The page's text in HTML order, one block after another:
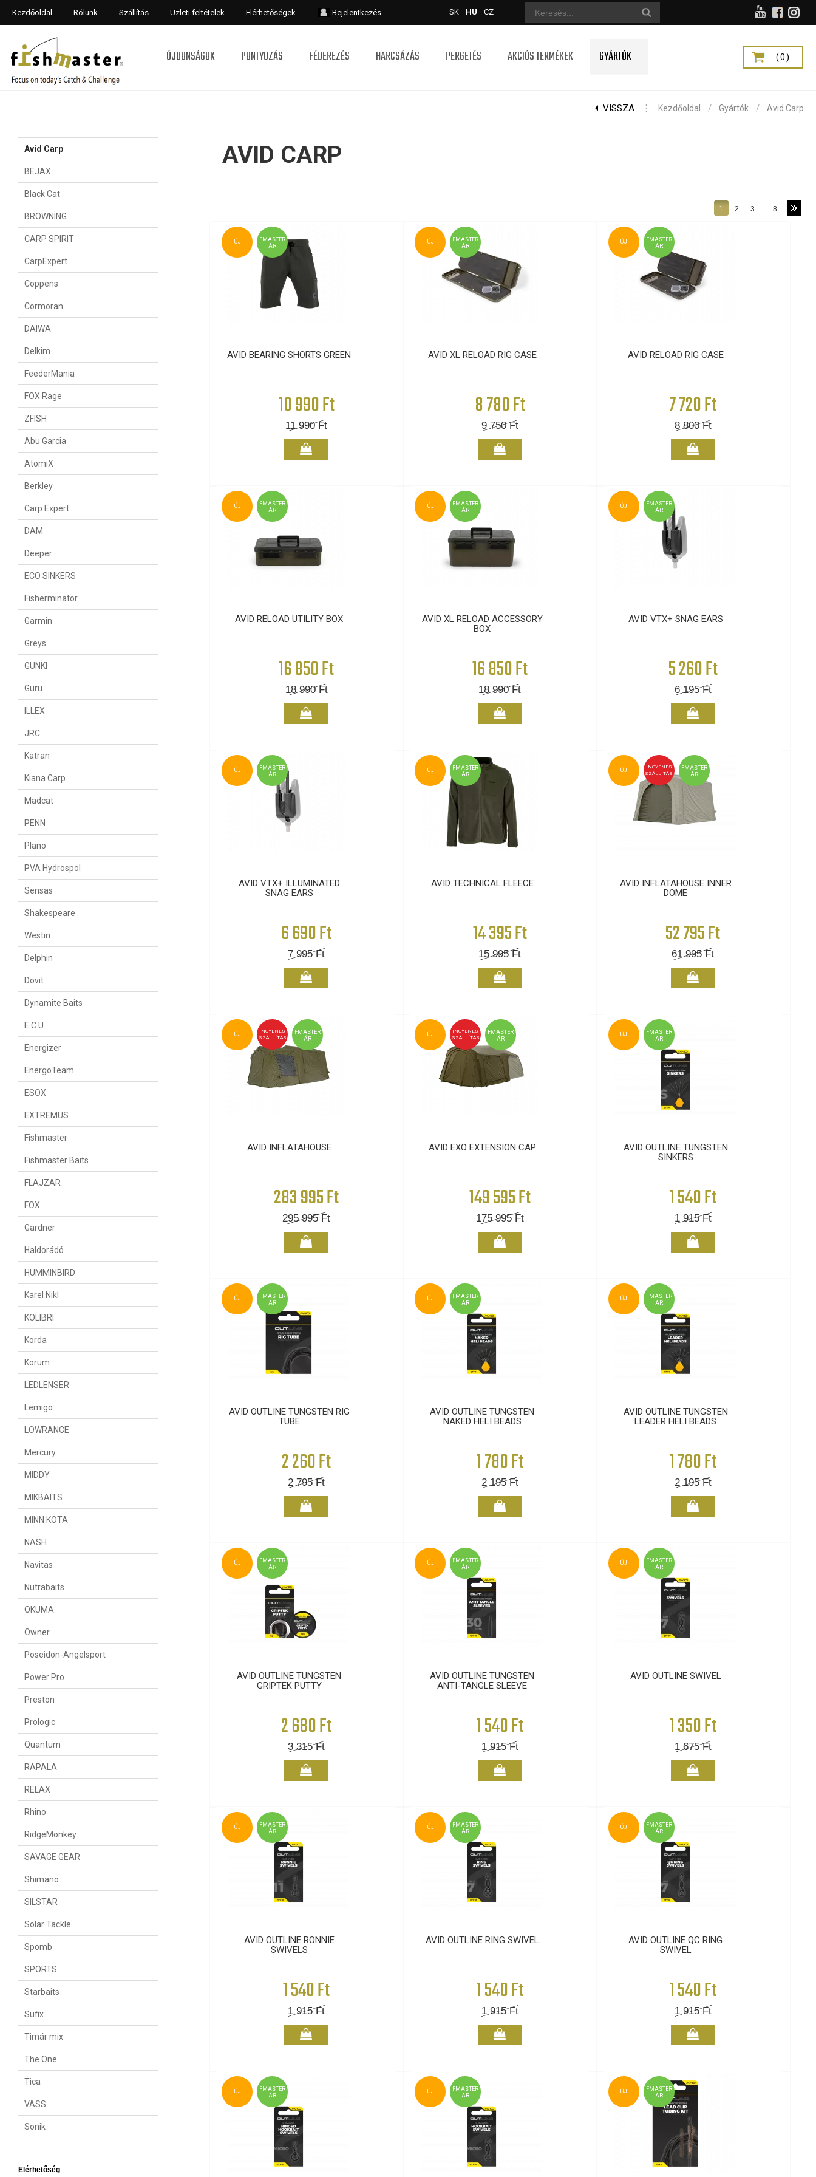
SK HU CZ
Kezdőoldal Rólunk Szállítás Üzleti feltételek Elérhetőségek Bejelentkezés
ÚJDONSÁGOK PONTYOZÁS FÉDEREZÉS HARCSÁZÁS PERGETÉS AKCIÓS TERMÉKEK GYÁRTÓK (0)
VISSZA ⋮ Kezdőoldal / Gyártók / Avid Carp
AVID CARP
1 2 3 ... 8
FMASTER
ÁR
ÚJ
AVID BEARING SHORTS GREEN
10 990 Ft
11 990Ft
FMASTER
ÁR
ÚJ
AVID XL RELOAD RIG CASE
8 780 Ft
9 750Ft
FMASTER
ÁR
ÚJ
AVID RELOAD RIG CASE
7 720 Ft
8 800Ft
FMASTER
ÁR
ÚJ
AVID RELOAD UTILITY BOX
16 850 Ft
18 990Ft
FMASTER
ÁR
ÚJ
AVID XL RELOAD ACCESSORY
BOX
16 850 Ft
18 990Ft
FMASTER
ÁR
ÚJ
AVID VTX+ SNAG EARS
5 260 Ft
6 195Ft
FMASTER
ÁR
ÚJ
AVID VTX+ ILLUMINATED
SNAG EARS
6 690 Ft
7 995Ft
FMASTER
ÁR
ÚJ
AVID TECHNICAL FLEECE
14 395 Ft
15 995Ft
FMASTER
ÁR
INGYENES
SZÁLLÍTÁS
ÚJ
AVID INFLATAHOUSE INNER
DOME
52 795 Ft
61 995Ft
FMASTER
ÁR
INGYENES
SZÁLLÍTÁS
ÚJ
AVID INFLATAHOUSE
283 995 Ft
295 995Ft
FMASTER
ÁR
INGYENES
SZÁLLÍTÁS
ÚJ
AVID EXO EXTENSION CAP
149 595 Ft
175 995Ft
FMASTER
ÁR
ÚJ
AVID OUTLINE TUNGSTEN
SINKERS
1 540 Ft
1 915Ft
FMASTER
ÁR
ÚJ
AVID OUTLINE TUNGSTEN RIG
TUBE
2 260 Ft
2 795Ft
FMASTER
ÁR
ÚJ
AVID OUTLINE TUNGSTEN
NAKED HELI BEADS
1 780 Ft
2 195Ft
FMASTER
ÁR
ÚJ
AVID OUTLINE TUNGSTEN
LEADER HELI BEADS
1 780 Ft
2 195Ft
FMASTER
ÁR
ÚJ
AVID OUTLINE TUNGSTEN
GRIPTEK PUTTY
2 680 Ft
3 315Ft
FMASTER
ÁR
ÚJ
AVID OUTLINE TUNGSTEN
ANTI-TANGLE SLEEVE
1 540 Ft
1 915Ft
FMASTER
ÁR
ÚJ
AVID OUTLINE SWIVEL
1 350 Ft
1 675Ft
FMASTER
ÁR
ÚJ
AVID OUTLINE RONNIE
SWIVELS
1 540 Ft
1 915Ft
FMASTER
ÁR
ÚJ
AVID OUTLINE RING SWIVEL
1 540 Ft
1 915Ft
FMASTER
ÁR
ÚJ
AVID OUTLINE QC RING
SWIVEL
1 540 Ft
1 915Ft
FMASTER
ÁR
ÚJ
FMASTER
ÁR
ÚJ
FMASTER
ÁR
ÚJ
Avid Carp
BEJAX
Black Cat
BROWNING
CARP SPIRIT
CarpExpert
Coppens
Cormoran
DAIWA
Delkim
FeederMania
FOX Rage
ZFISH
Abu Garcia
AtomiX
Berkley
Carp Expert
DAM
Deeper
ECO SINKERS
Fisherminator
Garmin
Greys
GUNKI
Guru
ILLEX
JRC
Katran
Kiana Carp
Madcat
PENN
Plano
PVA Hydrospol
Sensas
Shakespeare
Westin
Delphin
Dovit
Dynamite Baits
E.C.U
Energizer
EnergoTeam
ESOX
EXTREMUS
Fishmaster
Fishmaster Baits
FLAJZAR
FOX
Gardner
Haldorádó
HUMMINBIRD
Karel Nikl
KOLIBRI
Korda
Korum
LEDLENSER
Lemigo
LOWRANCE
Mercury
MIDDY
MIKBAITS
MINN KOTA
NASH
Navitas
Nutrabaits
OKUMA
Owner
Poseidon-Angelsport
Power Pro
Preston
Prologic
Quantum
RAPALA
RELAX
Rhino
RidgeMonkey
SAVAGE GEAR
Shimano
SILSTAR
Solar Tackle
Spomb
SPORTS
Starbaits
Sufix
Timár mix
The One
Tica
VASS
Sonik
Elérhetőség